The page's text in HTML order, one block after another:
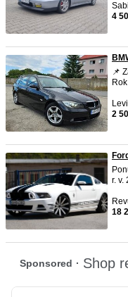
4
📌
2
r. v.
18